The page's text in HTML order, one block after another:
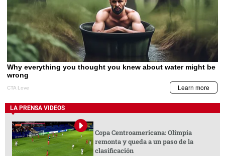
LA PRENSA VIDEOS
Copa Centroamericana: Olimpia
remonta y queda a un paso de la
clasificación